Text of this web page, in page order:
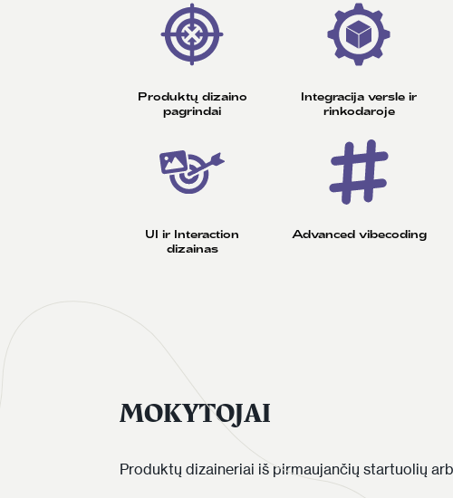
Produktų dizaino
pagrindai
Integracija versle ir
rinkodaroje
UI ir Interaction
dizainas
Advanced vibecoding
MOKYTOJAI
Produktų dizaineriai iš pirmaujančių startuolių